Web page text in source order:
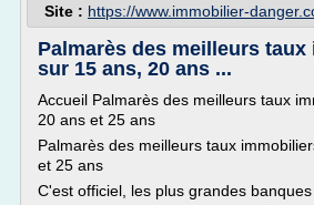
Site : https://www.immobilier-
Palmarès des meilleurs
sur 15 ans, 20 ans ...
Accueil Palmarès des meilleurs taux
20 ans et 25 ans
Palmarès des meilleurs taux
et 25 ans
C'est officiel, les plus grandes